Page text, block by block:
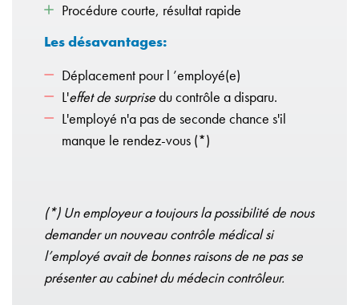
Procédure courte, résultat rapide
Les désavantages:
Déplacement pour l ’employé(e)
L'effet de surprisedu contrôle a disparu.
L'employé n'a pas de seconde chance s'il
manque le rendez-vous (*)
(*) Un employeur a toujours la possibilité de nous
demander un nouveau contrôle médical si
l’employé avait de bonnes raisons de ne pas se
présenter au cabinet du médecin contrôleur.